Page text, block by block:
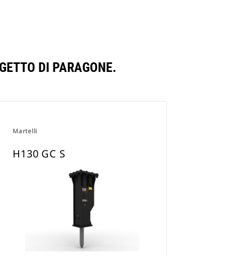
DI PARAGONE.
Martelli
H130 GC S